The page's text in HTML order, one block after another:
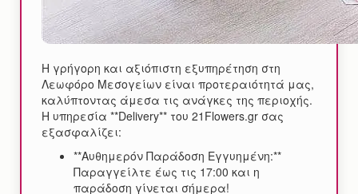
Η γρήγορη και αξιόπιστη εξυπηρέτηση στη
Λεωφόρο Μεσογείων είναι προτεραιότητά μας,
καλύπτοντας άμεσα τις ανάγκες της περιοχής.
Η υπηρεσία **Delivery** του 21Flowers.gr σας
εξασφαλίζει:
**Αυθημερόν Παράδοση Εγγυημένη:**
Παραγγείλτε έως τις 17:00 και η
παράδοση γίνεται σήμερα!